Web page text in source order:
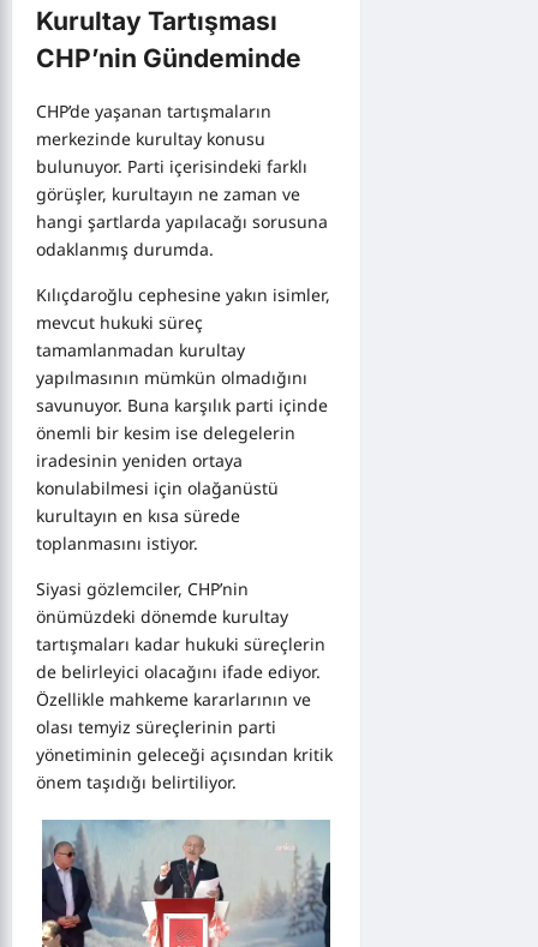
Kurultay Tartışması
CHP’nin Gündeminde
CHP’de yaşanan tartışmaların
merkezinde kurultay konusu
bulunuyor. Parti içerisindeki farklı
görüşler, kurultayın ne zaman ve
hangi şartlarda yapılacağı sorusuna
odaklanmış durumda.
Kılıçdaroğlu cephesine yakın isimler,
mevcut hukuki süreç
tamamlanmadan kurultay
yapılmasının mümkün olmadığını
savunuyor. Buna karşılık parti içinde
önemli bir kesim ise delegelerin
iradesinin yeniden ortaya
konulabilmesi için olağanüstü
kurultayın en kısa sürede
toplanmasını istiyor.
Siyasi gözlemciler, CHP’nin
önümüzdeki dönemde kurultay
tartışmaları kadar hukuki süreçlerin
de belirleyici olacağını ifade ediyor.
Özellikle mahkeme kararlarının ve
olası temyiz süreçlerinin parti
yönetiminin geleceği açısından kritik
önem taşıdığı belirtiliyor.